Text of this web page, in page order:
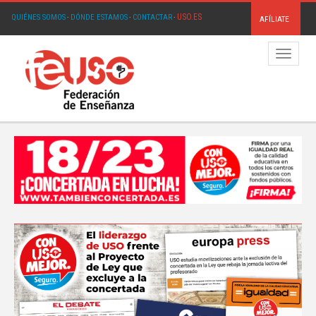
QUIÉNES SOMOS· DÓNDE ESTAMOS· CONTACTAR· USO.ES AFÍLIATE
Menú